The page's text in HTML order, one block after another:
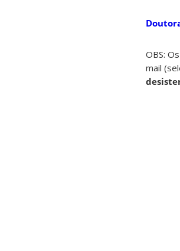
OBS:
mail